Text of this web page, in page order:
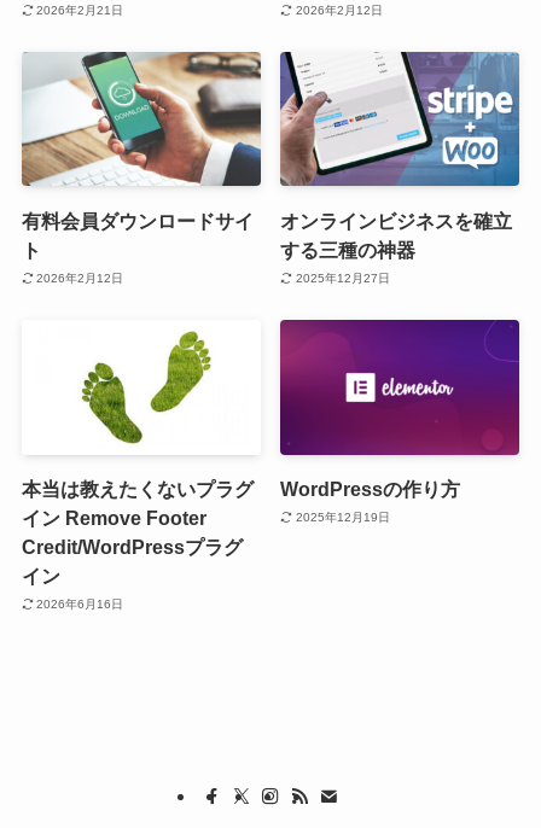
2026年2月21日 2026年2月12日
有料会員ダウンロードサイ
ト
2026年2月12日
オンラインビジネスを確立
する三種の神器
2025年12月27日
本当は教えたくないプラグ
イン Remove Footer
Credit/WordPressプラグ
イン
2026年6月16日
WordPressの作り方
2025年12月19日